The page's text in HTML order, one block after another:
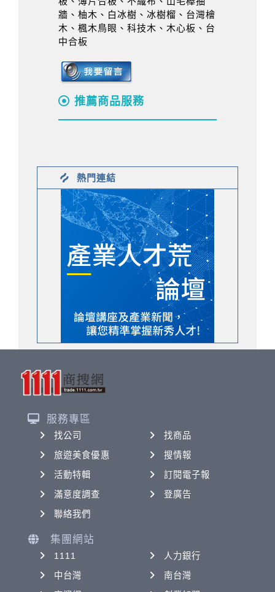
牆、柚木、白冰樹、冰樹榴、台灣檜
木、楓木鳥眼、科技木、木心板、台
中合板
推薦商品服務
熱門連結
服務專區
找公司
找商品
旅遊美食優惠
搜情報
活動特輯
訂閱電子報
滿意度調查
登廣告
聯絡我們
集團網站
1111
人力銀行
中台灣
南台灣